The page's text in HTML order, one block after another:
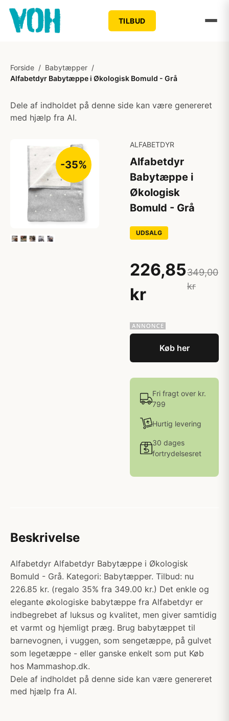
TILBUD
Forside / Babytæpper /
Alfabetdyr Babytæppe i Økologisk Bomuld - Grå
Dele af indholdet på denne side kan være genereret
med hjælp fra AI.
-35%
ALFABETDYR
Alfabetdyr
Babytæppe i
Økologisk
Bomuld - Grå
UDSALG
226,85
kr
349,00
kr
Køb her
Fri fragt over kr.
799
Hurtig levering
30 dages
fortrydelsesret
Beskrivelse
Alfabetdyr Alfabetdyr Babytæppe i Økologisk
Bomuld - Grå. Kategori: Babytæpper. Tilbud: nu
226.85 kr. (regalo 35% fra 349.00 kr.) Det enkle og
elegante økologiske babytæppe fra Alfabetdyr er
indbegrebet af luksus og kvalitet, men giver samtidig
et varmt og hjemligt præg. Brug babytæppet til
barnevognen, i vuggen, som sengetæppe, på gulvet
som legetæppe - eller ganske enkelt som put Køb
hos Mammashop.dk.
Dele af indholdet på denne side kan være genereret
med hjælp fra AI.